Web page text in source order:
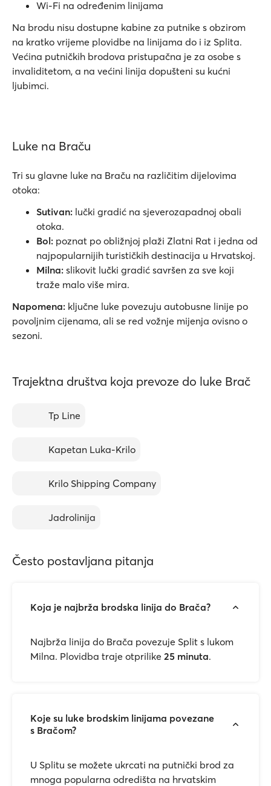
Wi-Fi na određenim linijama
Na brodu nisu dostupne kabine za putnike s obzirom
na kratko vrijeme plovidbe na linijama do i iz Splita.
Većina putničkih brodova pristupačna je za osobe s
invaliditetom, a na većini linija dopušteni su kućni
ljubimci.
Luke na Braču
Tri su glavne luke na Braču na različitim dijelovima
otoka:
Sutivan: lučki gradić na sjeverozapadnoj obali
otoka.
Bol: poznat po obližnjoj plaži Zlatni Rat i jedna od
najpopularnijih turističkih destinacija u Hrvatskoj.
Milna: slikovit lučki gradić savršen za sve koji
traže malo više mira.
Napomena: ključne luke povezuju autobusne linije po
povoljnim cijenama, ali se red vožnje mijenja ovisno o
sezoni.
Trajektna društva koja prevoze do luke Brač
Tp Line
Kapetan Luka-Krilo
Krilo Shipping Company
Jadrolinija
Često postavljana pitanja
Koja je najbrža brodska linija do Brača?
Najbrža linija do Brača povezuje Split s lukom
Milna. Plovidba traje otprilike 25 minuta.
Koje su luke brodskim linijama povezane
s Bračom?
U Splitu se možete ukrcati na putnički brod za
mnoga popularna odredišta na hrvatskim